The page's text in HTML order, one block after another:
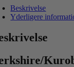
Beskrivelse
Yderligere